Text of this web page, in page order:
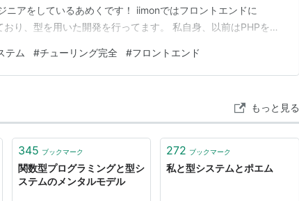
ニアをしているあめくです！ iimonではフロントエンドに
り、型を用いた開発を行ってます。 私自身、以前はPHPを使
て開発していると、いい感じに型を設定してくれて「…
テム #チューリング完全 #フロントエンド
もっと見る
345 ブックマーク
関数型プログラミングと型シ
ステムのメンタルモデル
272 ブックマーク
私と型システムとポエム